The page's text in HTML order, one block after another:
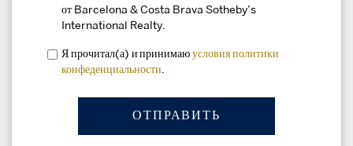
от Barcelona & Costa Brava Sotheby’s
International Realty.
Я прочитал(а) и принимаю условия политики
конфеденциальности